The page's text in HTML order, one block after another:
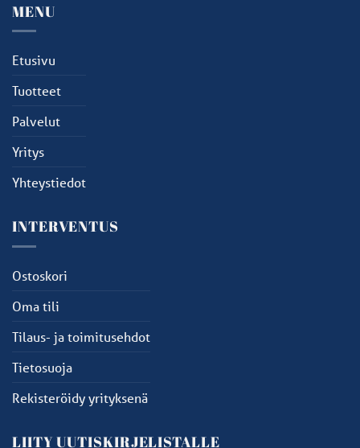
MENU
Etusivu
Tuotteet
Palvelut
Yritys
Yhteystiedot
INTERVENTUS
Ostoskori
Oma tili
Tilaus- ja toimitusehdot
Tietosuoja
Rekisteröidy yrityksenä
LIITY UUTISKIRJELISTALLE